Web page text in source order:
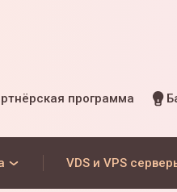
программа
VDS и VPS